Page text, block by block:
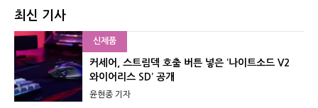
최신 기사
신제품
커세어, 스트림덱 호출 버튼 넣은 ‘나이트소드 V2
와이어리스 SD’ 공개
윤현종 기자